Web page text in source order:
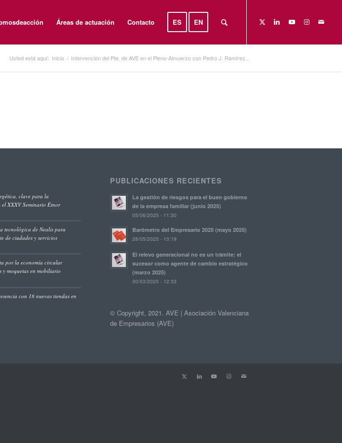
Áreas de actuación Contacto ES EN
Usted está aquí: Inicio / Intervención del Pte. de AVE en el Pleno-Almuerzo con Pedro J. Ramírez...
clave para la
XXXV Seminario Étnor
tecnológica de Nealis para
de ciudades y servicios
por la economía circular
y moquetas en mobiliario
con 18 nuevas tiendas en
PUBLICACIONES RECIENTES
La gestión de riesgos para el buen gobierno
de la empresa familiar (junio 2025)
05/06/2025 - 11:30
Barómetro del Empresario 2025 (mayo 2025)
28/05/2025 - 10:19
El relevo generacional no es un trámite: el
sucesor como agente de cambio estratégico
(marzo 2025)
30/03/2025 - 12:33
© Copyright, 2021. AVE | Asociación Valenciana
de Empresarios (AVE)